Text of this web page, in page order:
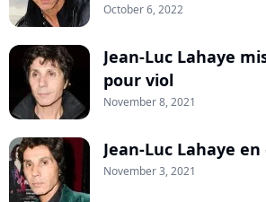
October 6, 2022
Jean-Luc Lahaye
pour viol
November 8, 2021
Jean-Luc Lahaye
November 3, 2021